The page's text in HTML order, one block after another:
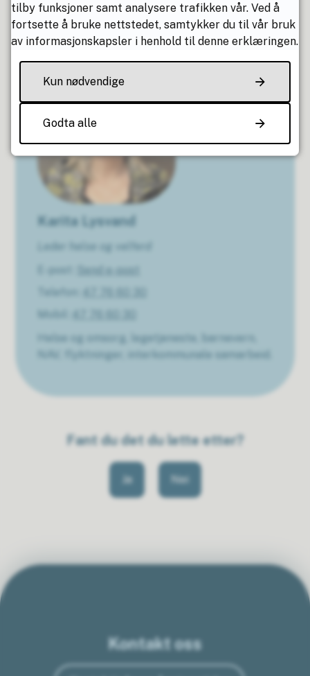
Har du spørsmål?
Karita Lysvand
Leder helse og velferd
Send e-post
Telefon
Helse og omsorg, legetjeneste, barnevern,
NAV, flyktninger, interkommunale samarbeid.
Fant du det du lette etter?
Ja Nei
Kontakt oss
tilby funksjoner samt analysere trafikken vår. Ved å
fortsette å bruke nettstedet, samtykker du til vår bruk
av informasjonskapsler i henhold til denne erklæringen.
Kun nødvendige
Godta alle